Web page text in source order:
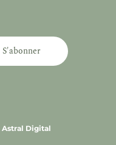
S'abonner
Astral Digital